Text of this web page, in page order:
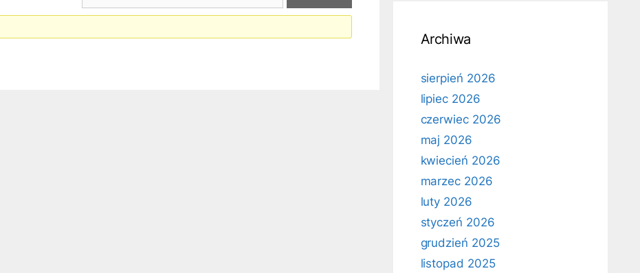
Archiwa
sierpień 2026
lipiec 2026
czerwiec 2026
maj 2026
kwiecień 2026
marzec 2026
luty 2026
styczeń 2026
grudzień 2025
listopad 2025